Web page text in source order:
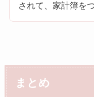
されて、家計簿を
まとめ